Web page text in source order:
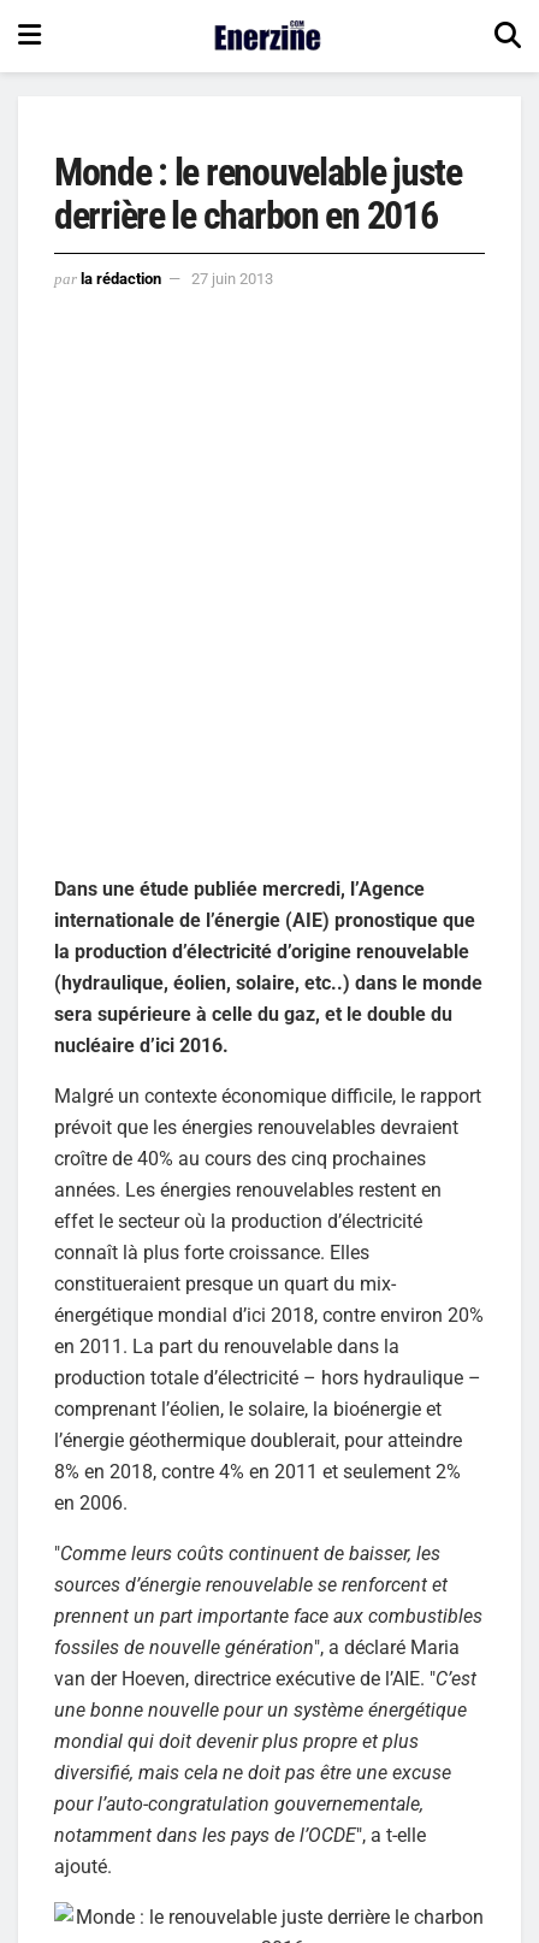
Monde : le renouvelable juste
derrière le charbon en 2016
par la rédaction 27 juin 2013
Dans une étude publiée mercredi, l’Agence
internationale de l’énergie (AIE) pronostique que
la production d’électricité d’origine renouvelable
(hydraulique, éolien, solaire, etc..) dans le monde
sera supérieure à celle du gaz, et le double du
nucléaire d’ici 2016.
Malgré un contexte économique difficile, le rapport
prévoit que les énergies renouvelables devraient
croître de 40% au cours des cinq prochaines
années. Les énergies renouvelables restent en
effet le secteur où la production d’électricité
connaît là plus forte croissance. Elles
constitueraient presque un quart du mix-
énergétique mondial d’ici 2018, contre environ 20%
en 2011. La part du renouvelable dans la
production totale d’électricité – hors hydraulique –
comprenant l’éolien, le solaire, la bioénergie et
l’énergie géothermique doublerait, pour atteindre
8% en 2018, contre 4% en 2011 et seulement 2%
en 2006.
"Comme leurs coûts continuent de baisser, les
sources d’énergie renouvelable se renforcent et
prennent un part importante face aux combustibles
fossiles de nouvelle génération", a déclaré Maria
van der Hoeven, directrice exécutive de l’AIE. "C’est
une bonne nouvelle pour un système énergétique
mondial qui doit devenir plus propre et plus
diversifié, mais cela ne doit pas être une excuse
pour l’auto-congratulation gouvernementale,
notamment dans les pays de l’OCDE", a t-elle
ajouté.